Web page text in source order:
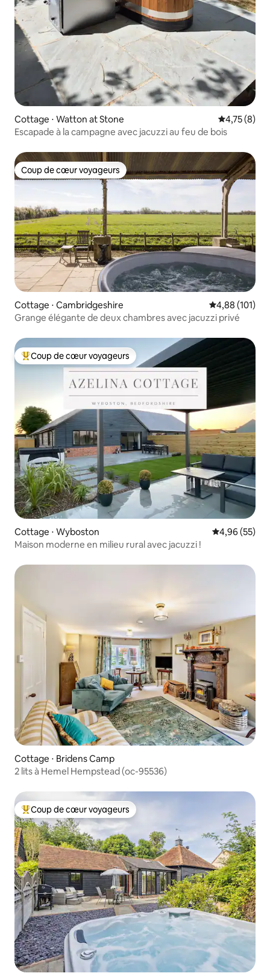
Cottage ⋅ Watton at Stone Évaluation
4,75 (8)
Escapade à la campagne avec jacuzzi au feu de bois
Coup de cœur voyageurs
Coup de cœur voyageurs
Cottage ⋅ Cambridgeshire Évaluation
4,88 (101)
Grange élégante de deux chambres avec jacuzzi privé
Coups de cœur voyageurs les plus appréciés
Coup de cœur voyageurs
Cottage ⋅ Wyboston Évaluation
4,96 (55)
Maison moderne en milieu rural avec jacuzzi !
Cottage ⋅ Bridens Camp
2 lits à Hemel Hempstead (oc-95536)
Coups de cœur voyageurs les plus appréciés
Coup de cœur voyageurs